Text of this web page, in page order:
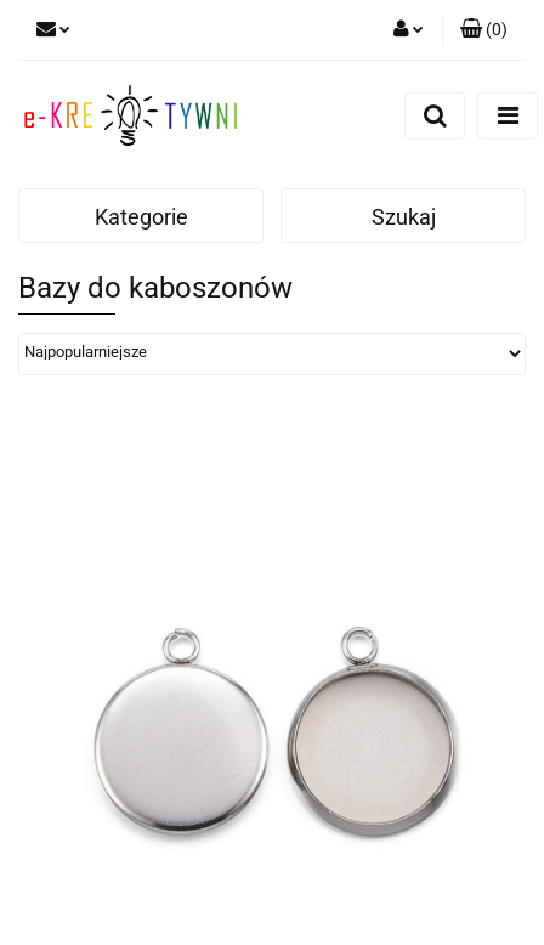
(0)
Kategorie Szukaj
Bazy do kaboszonów